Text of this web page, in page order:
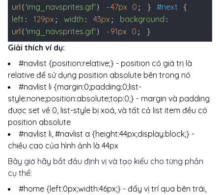
url ('img_navsprites.gif') -47px 0 ; } #next {
left : 129px ; width : 43px ; background :
url ('img_navsprites.gif') - 91px 0 ; }
Giải thích ví dụ:
#navlist {position:relative;} - position có giá trị là
relative để sử dụng position absolute bên trong nó
#navlist li {margin:0;padding:0;list-
style:none;position:absolute;top:0;} - margin và padding
được set về 0, list-style bị xoá, và tất cả list item đều có
position absolute
#navlist li, #navlist a {height:44px;display:block;} -
chiều cao của hình ảnh là 44px
Bây giờ hãy bắt đầu định vị và tạo kiểu cho từng phần
cụ thể:
#home {left:0px;width:46px;} - đẩy vị trí qua bên trái,